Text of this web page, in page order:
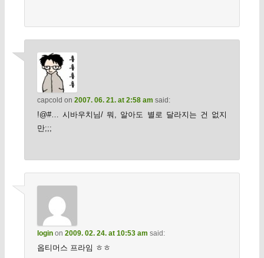
capcold on 2007. 06. 21. at 2:58 am said:
!@#… 시바우치님/ 뭐, 알아도 별로 달라지는 건 없지
만;;;
loginon 2009. 02. 24. at 10:53 am said:
옵티머스 프라임 ㅎㅎ